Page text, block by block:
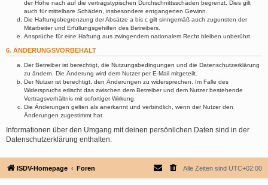
der Höhe nach auf die vertragstypischen Durchschnittsschäden begrenzt. Dies gilt
auch für mittelbare Schäden, insbesondere entgangenen Gewinn.
Die Haftungsbegrenzung der Absätze a bis c gilt sinngemäß auch zugunsten der
Mitarbeiter und Erfüllungsgehilfen des Betreibers.
Ansprüche für eine Haftung aus zwingendem nationalem Recht bleiben unberührt.
6. ÄNDERUNGSVORBEHALT
Der Betreiber ist berechtigt, die Nutzungsbedingungen und die Datenschutzerklärung
zu ändern. Die Änderung wird dem Nutzer per E-Mail mitgeteilt.
Der Nutzer ist berechtigt, den Änderungen zu widersprechen. Im Falle des
Widerspruchs erlischt das zwischen dem Betreiber und dem Nutzer bestehende
Vertragsverhältnis mit sofortiger Wirkung.
Die Änderungen gelten als anerkannt und verbindlich, wenn der Nutzer den
Änderungen zugestimmt hat.
Informationen über den Umgang mit deinen persönlichen Daten sind in der
Datenschutzerklärung enthalten.
ISDV-Homepage Foren Alle Zeiten sind UTC+02:00